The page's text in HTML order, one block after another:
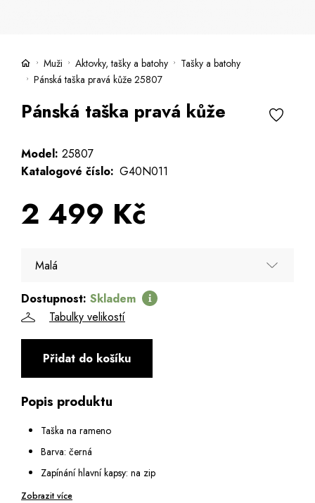
Muži Aktovky, tašky a batohy
Tašky a batohy
Pánská taška pravá kůže 25807
Pánská taška pravá kůže
Model: 25807
Katalogové číslo: G40N011
2 499 Kč
Malá
Malá
Dostupnost: Skladem
Tabulky velikostí
Přidat do košíku
Popis produktu
Taška na rameno
Barva: černá
Zapínání hlavní kapsy: na zip
Vnitřní vybavení: malá kapsa na zip a malá otevřená kapsa
Zobrazit více